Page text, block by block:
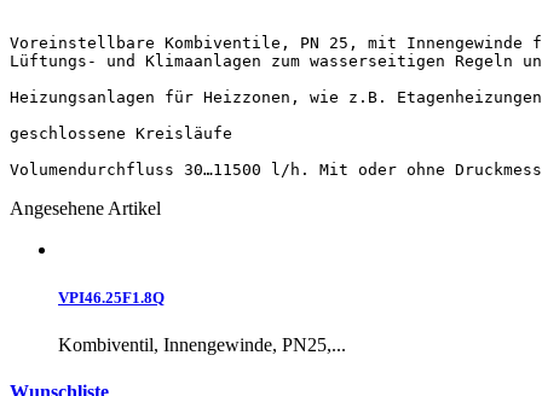
Voreinstellbare Kombiventile, PN 25, mit Innengewinde
Lüftungs- und Klimaanlagen zum wasserseitigen Regeln
Heizungsanlagen für Heizzonen, wie z.B.
geschlossene Kreisläufe
Volumendurchfluss 30…11500 l/h. Mit oder ohne
Angesehene Artikel
VPI46.25F1.8Q
Kombiventil, Innengewinde, PN25,...
Wunschliste